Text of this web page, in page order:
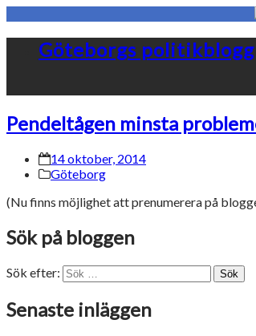
Göteborgs politikblogg
Pendeltågen minsta
14 oktober, 2014
Göteborg
(Nu finns möjlighet att prenumerera på
Sök på bloggen
Sök efter: Sök
Senaste inläggen